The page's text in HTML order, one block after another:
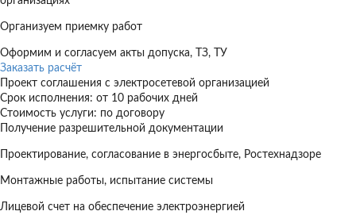
Организуем приемку работ
Оформим и согласуем акты допуска, ТЗ, ТУ
Заказать расчёт
Проект соглашения с электросетевой организацией
Срок исполнения: от 10 рабочих дней
Стоимость услуги: по договору
Получение разрешительной документации
Проектирование, согласование в энергосбыте, Ростехнадзоре
Монтажные работы, испытание системы
Лицевой счет на обеспечение электроэнергией